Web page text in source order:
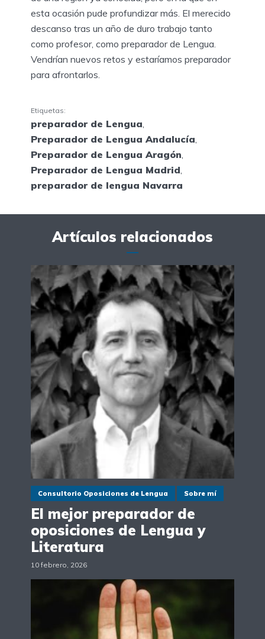
esta ocasión pude profundizar más. El merecido
descanso tras un año de duro trabajo tanto
como profesor, como preparador de Lengua.
Vendrían nuevos retos y estaríamos preparador
para afrontarlos.
Etiquetas:
preparador de Lengua,
Preparador de Lengua Andalucía,
Preparador de Lengua Aragón,
Preparador de Lengua Madrid,
preparador de lengua Navarra
Artículos relacionados
Consultorio Oposiciones de Lengua Sobre mí
El mejor preparador de
oposiciones de Lengua y
Literatura
10 febrero, 2026